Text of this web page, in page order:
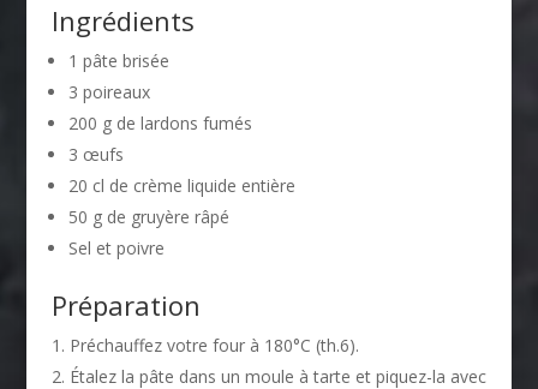
Ingrédients
1 pâte brisée
3 poireaux
200 g de lardons fumés
3 œufs
20 cl de crème liquide entière
50 g de gruyère râpé
Sel et poivre
Préparation
Préchauffez votre four à 180°C (th.6).
Étalez la pâte dans un moule à tarte et piquez-la avec